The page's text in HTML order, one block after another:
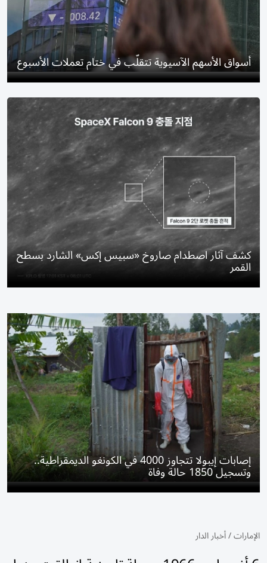
أسواق الأسهم الآسيوية تتقلّب في ختام تعملات الأسبوع
كشف آثار اصطدام صاروخ «سبيس إكس» الشارد بسطح
القمر
إصابات إيبولا تتجاوز 4000 في الكونغو الديمقراطية..
وتسجيل 1850 حالة وفاة
الإمارات/أخبار الدار